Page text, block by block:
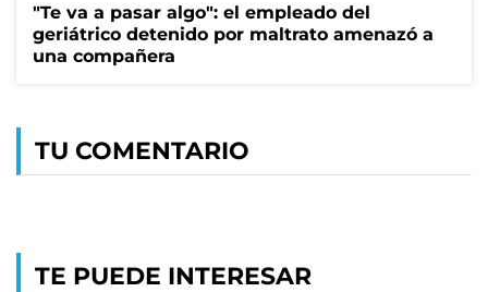
"Te va a pasar algo": el empleado del
geriátrico detenido por maltrato amenazó a
una compañera
TU COMENTARIO
TE PUEDE INTERESAR